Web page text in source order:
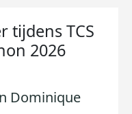
tijdens TCS
2026
Dominique